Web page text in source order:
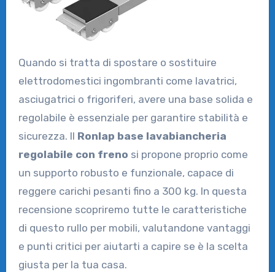
Quando si tratta di spostare o sostituire
elettrodomestici ingombranti come lavatrici,
asciugatrici o frigoriferi, avere una base solida e
regolabile è essenziale per garantire stabilità e
sicurezza. Il Ronlap base lavabiancheria
regolabile con freno si propone proprio come
un supporto robusto e funzionale, capace di
reggere carichi pesanti fino a 300 kg. In questa
recensione scopriremo tutte le caratteristiche
di questo rullo per mobili, valutandone vantaggi
e punti critici per aiutarti a capire se è la scelta
giusta per la tua casa.